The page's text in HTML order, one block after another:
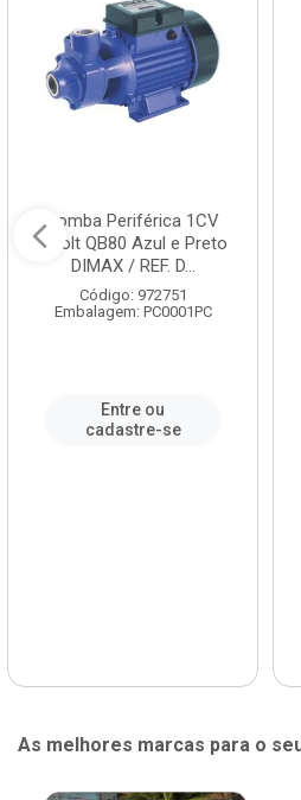
Bomba Periférica 1CV
Bivolt QB80 Azul e Preto
DIMAX / REF. D...
Código: 972751
Embalagem: PC0001PC
Entre ou
cadastre-se
As melhores marcas para o